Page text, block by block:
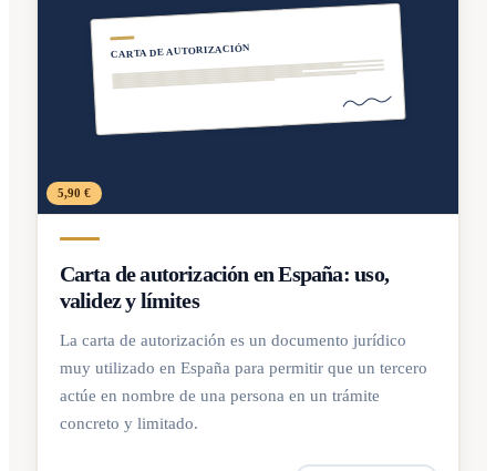
CARTA DE AUTORIZACIÓN
5,90 €
Carta de autorización en España: uso,
validez y límites
La carta de autorización es un documento jurídico
muy utilizado en España para permitir que un tercero
actúe en nombre de una persona en un trámite
concreto y limitado.